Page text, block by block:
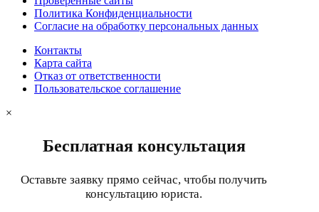
Политика Конфиденциальности
Согласие на обработку персональных данных
Контакты
Карта сайта
Отказ от ответственности
Пользовательское соглашение
×
Бесплатная консультация
Оставьте заявку прямо сейчас, чтобы получить
консультацию юриста.